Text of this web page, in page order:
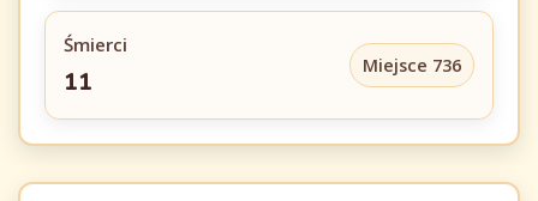
Śmierci
11
Miejsce 736